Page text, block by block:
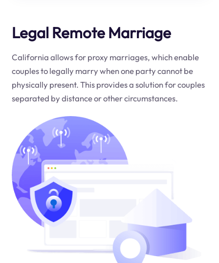
Legal Remote Marriage
California allows for proxy marriages, which enable
couples to legally marry when one party cannot be
physically present. This provides a solution for couples
separated by distance or other circumstances.